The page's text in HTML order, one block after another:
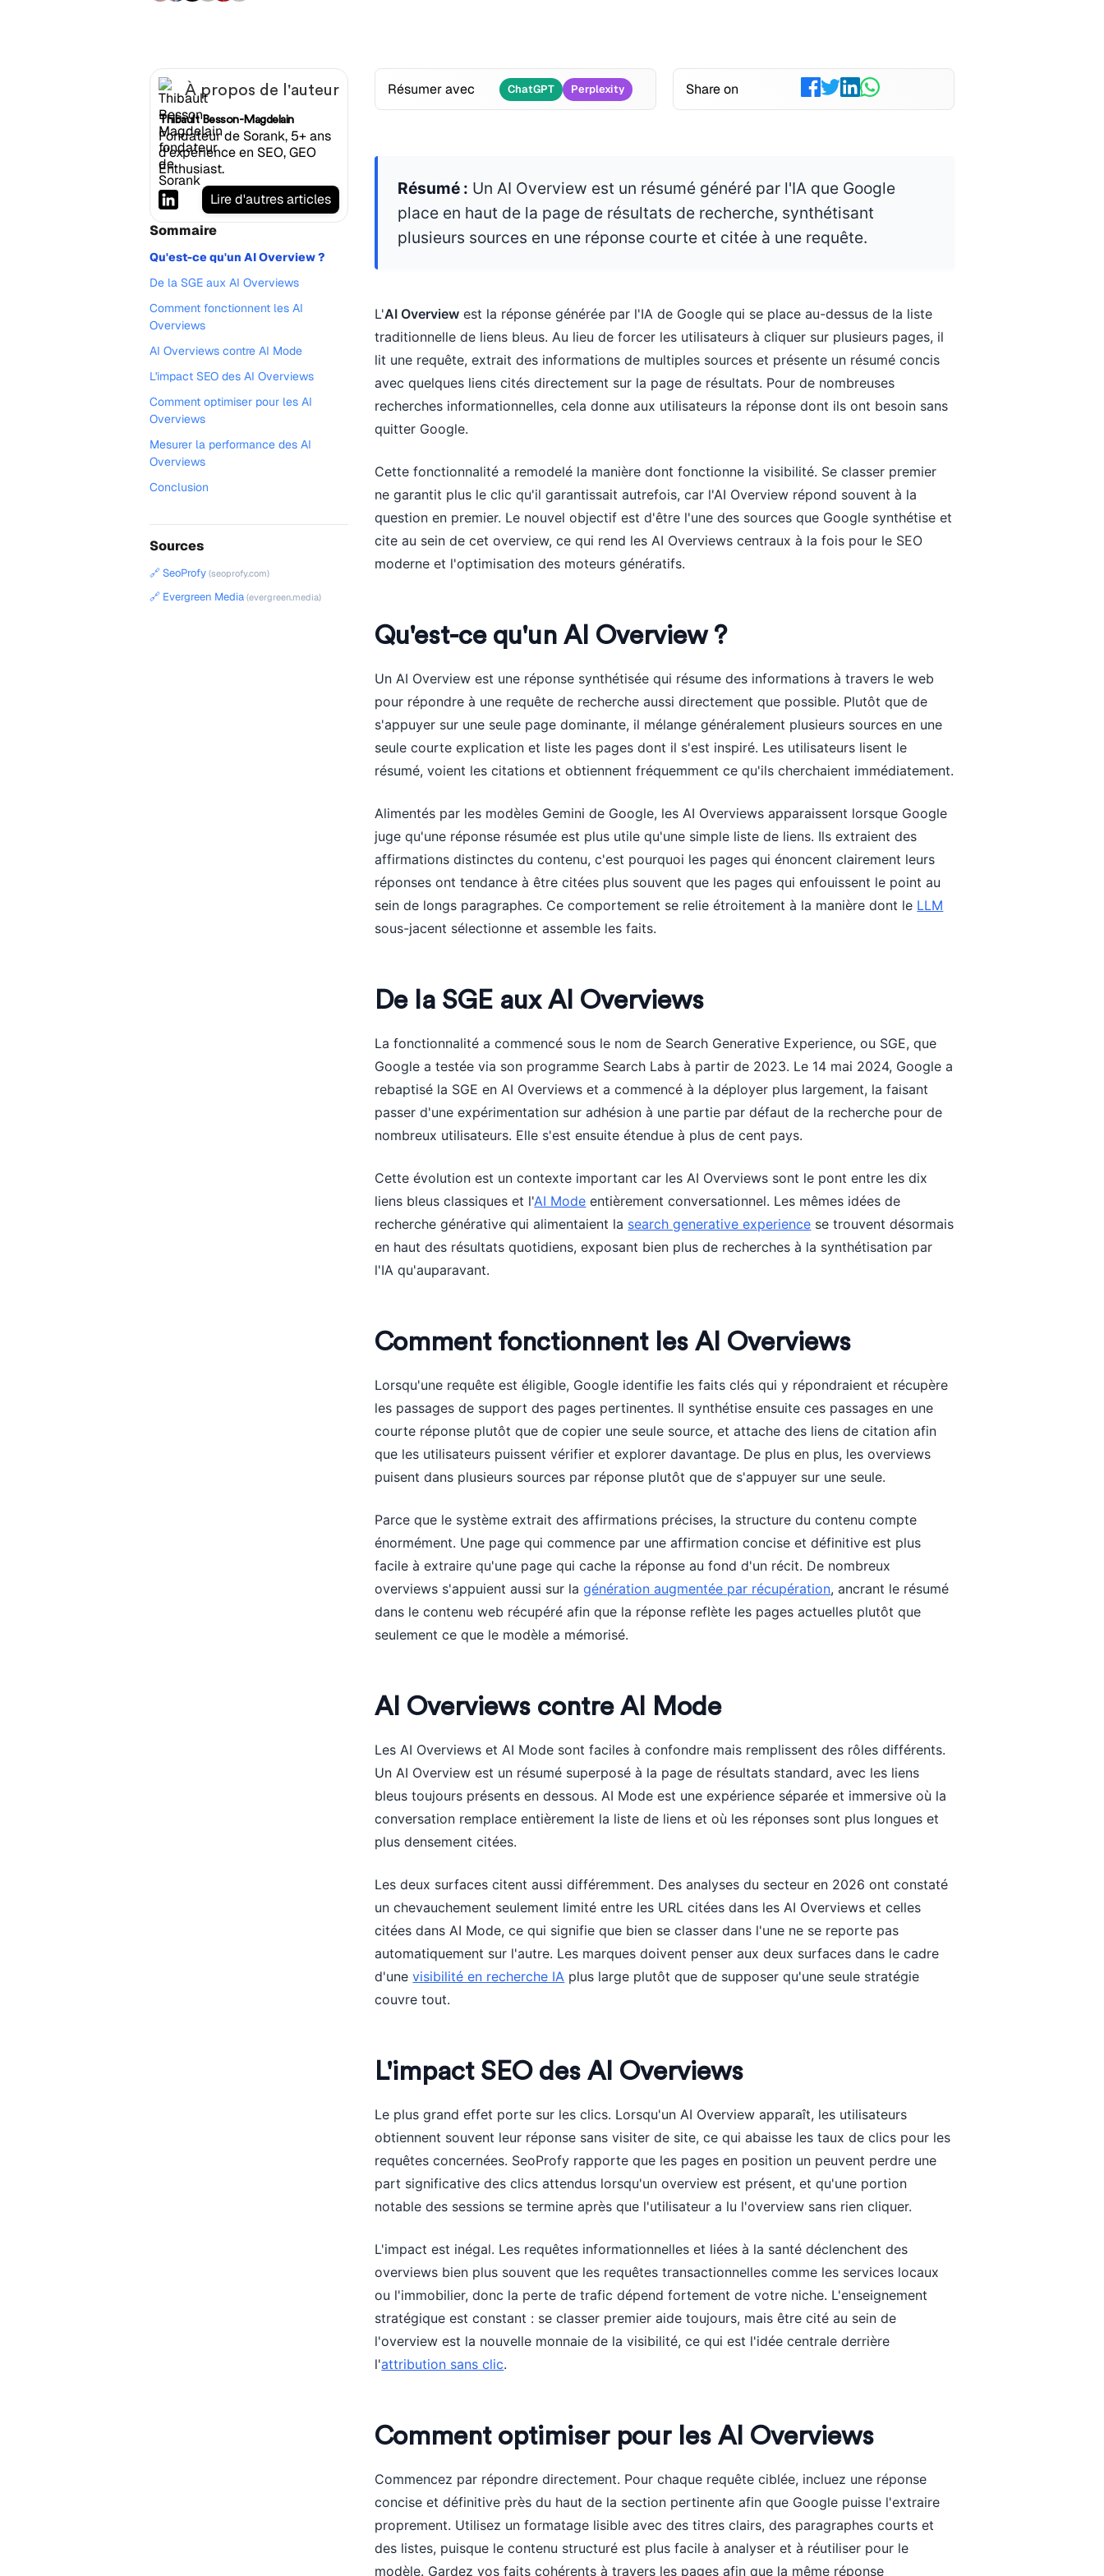
À propos de l'auteur
Thibault Besson-Magdelain
Fondateur de Sorank, 5+ ans
d'expérience en SEO, GEO
Enthusiast.
Lire d'autres articles
Sommaire
Qu'est-ce qu'un AI Overview ?
De la SGE aux AI Overviews
Comment fonctionnent les AI
Overviews
AI Overviews contre AI Mode
L'impact SEO des AI Overviews
Comment optimiser pour les AI
Overviews
Mesurer la performance des AI
Overviews
Conclusion
Sources
🔗 SeoProfy (seoprofy.com)
🔗 Evergreen Media (evergreen.media)
Résumer avec ChatGPT Perplexity Share on
Résumé : Un AI Overview est un résumé généré par l'IA que Google
place en haut de la page de résultats de recherche, synthétisant
plusieurs sources en une réponse courte et citée à une requête.
L'AI Overview est la réponse générée par l'IA de Google qui se place au-dessus de la liste
traditionnelle de liens bleus. Au lieu de forcer les utilisateurs à cliquer sur plusieurs pages, il
lit une requête, extrait des informations de multiples sources et présente un résumé concis
avec quelques liens cités directement sur la page de résultats. Pour de nombreuses
recherches informationnelles, cela donne aux utilisateurs la réponse dont ils ont besoin sans
quitter Google.
Cette fonctionnalité a remodelé la manière dont fonctionne la visibilité. Se classer premier
ne garantit plus le clic qu'il garantissait autrefois, car l'AI Overview répond souvent à la
question en premier. Le nouvel objectif est d'être l'une des sources que Google synthétise et
cite au sein de cet overview, ce qui rend les AI Overviews centraux à la fois pour le SEO
moderne et l'optimisation des moteurs génératifs.
Qu'est-ce qu'un AI Overview ?
Un AI Overview est une réponse synthétisée qui résume des informations à travers le web
pour répondre à une requête de recherche aussi directement que possible. Plutôt que de
s'appuyer sur une seule page dominante, il mélange généralement plusieurs sources en une
seule courte explication et liste les pages dont il s'est inspiré. Les utilisateurs lisent le
résumé, voient les citations et obtiennent fréquemment ce qu'ils cherchaient immédiatement.
Alimentés par les modèles Gemini de Google, les AI Overviews apparaissent lorsque Google
juge qu'une réponse résumée est plus utile qu'une simple liste de liens. Ils extraient des
affirmations distinctes du contenu, c'est pourquoi les pages qui énoncent clairement leurs
réponses ont tendance à être citées plus souvent que les pages qui enfouissent le point au
sein de longs paragraphes. Ce comportement se relie étroitement à la manière dont le LLM
sous-jacent sélectionne et assemble les faits.
De la SGE aux AI Overviews
La fonctionnalité a commencé sous le nom de Search Generative Experience, ou SGE, que
Google a testée via son programme Search Labs à partir de 2023. Le 14 mai 2024, Google a
rebaptisé la SGE en AI Overviews et a commencé à la déployer plus largement, la faisant
passer d'une expérimentation sur adhésion à une partie par défaut de la recherche pour de
nombreux utilisateurs. Elle s'est ensuite étendue à plus de cent pays.
Cette évolution est un contexte important car les AI Overviews sont le pont entre les dix
liens bleus classiques et l'AI Mode entièrement conversationnel. Les mêmes idées de
recherche générative qui alimentaient la search generative experience se trouvent désormais
en haut des résultats quotidiens, exposant bien plus de recherches à la synthétisation par
l'IA qu'auparavant.
Comment fonctionnent les AI Overviews
Lorsqu'une requête est éligible, Google identifie les faits clés qui y répondraient et récupère
les passages de support des pages pertinentes. Il synthétise ensuite ces passages en une
courte réponse plutôt que de copier une seule source, et attache des liens de citation afin
que les utilisateurs puissent vérifier et explorer davantage. De plus en plus, les overviews
puisent dans plusieurs sources par réponse plutôt que de s'appuyer sur une seule.
Parce que le système extrait des affirmations précises, la structure du contenu compte
énormément. Une page qui commence par une affirmation concise et définitive est plus
facile à extraire qu'une page qui cache la réponse au fond d'un récit. De nombreux
overviews s'appuient aussi sur lagénération augmentée par récupération, ancrant le résumé
dans le contenu web récupéré afin que la réponse reflète les pages actuelles plutôt que
seulement ce que le modèle a mémorisé.
AI Overviews contre AI Mode
Les AI Overviews et AI Mode sont faciles à confondre mais remplissent des rôles différents.
Un AI Overview est un résumé superposé à la page de résultats standard, avec les liens
bleus toujours présents en dessous. AI Mode est une expérience séparée et immersive où la
conversation remplace entièrement la liste de liens et où les réponses sont plus longues et
plus densement citées.
Les deux surfaces citent aussi différemment. Des analyses du secteur en 2026 ont constaté
un chevauchement seulement limité entre les URL citées dans les AI Overviews et celles
citées dans AI Mode, ce qui signifie que bien se classer dans l'une ne se reporte pas
automatiquement sur l'autre. Les marques doivent penser aux deux surfaces dans le cadre
d'unevisibilité en recherche IA plus large plutôt que de supposer qu'une seule stratégie
couvre tout.
L'impact SEO des AI Overviews
Le plus grand effet porte sur les clics. Lorsqu'un AI Overview apparaît, les utilisateurs
obtiennent souvent leur réponse sans visiter de site, ce qui abaisse les taux de clics pour les
requêtes concernées. SeoProfy rapporte que les pages en position un peuvent perdre une
part significative des clics attendus lorsqu'un overview est présent, et qu'une portion
notable des sessions se termine après que l'utilisateur a lu l'overview sans rien cliquer.
L'impact est inégal. Les requêtes informationnelles et liées à la santé déclenchent des
overviews bien plus souvent que les requêtes transactionnelles comme les services locaux
ou l'immobilier, donc la perte de trafic dépend fortement de votre niche. L'enseignement
stratégique est constant : se classer premier aide toujours, mais être cité au sein de
l'overview est la nouvelle monnaie de la visibilité, ce qui est l'idée centrale derrière
l'attribution sans clic.
Comment optimiser pour les AI Overviews
Commencez par répondre directement. Pour chaque requête ciblée, incluez une réponse
concise et définitive près du haut de la section pertinente afin que Google puisse l'extraire
proprement. Utilisez un formatage lisible avec des titres clairs, des paragraphes courts et
des listes, puisque le contenu structuré est plus facile à analyser et à réutiliser pour le
modèle. Gardez vos faits cohérents à travers les pages afin que la même réponse